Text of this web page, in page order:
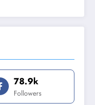
78.9k
Followers